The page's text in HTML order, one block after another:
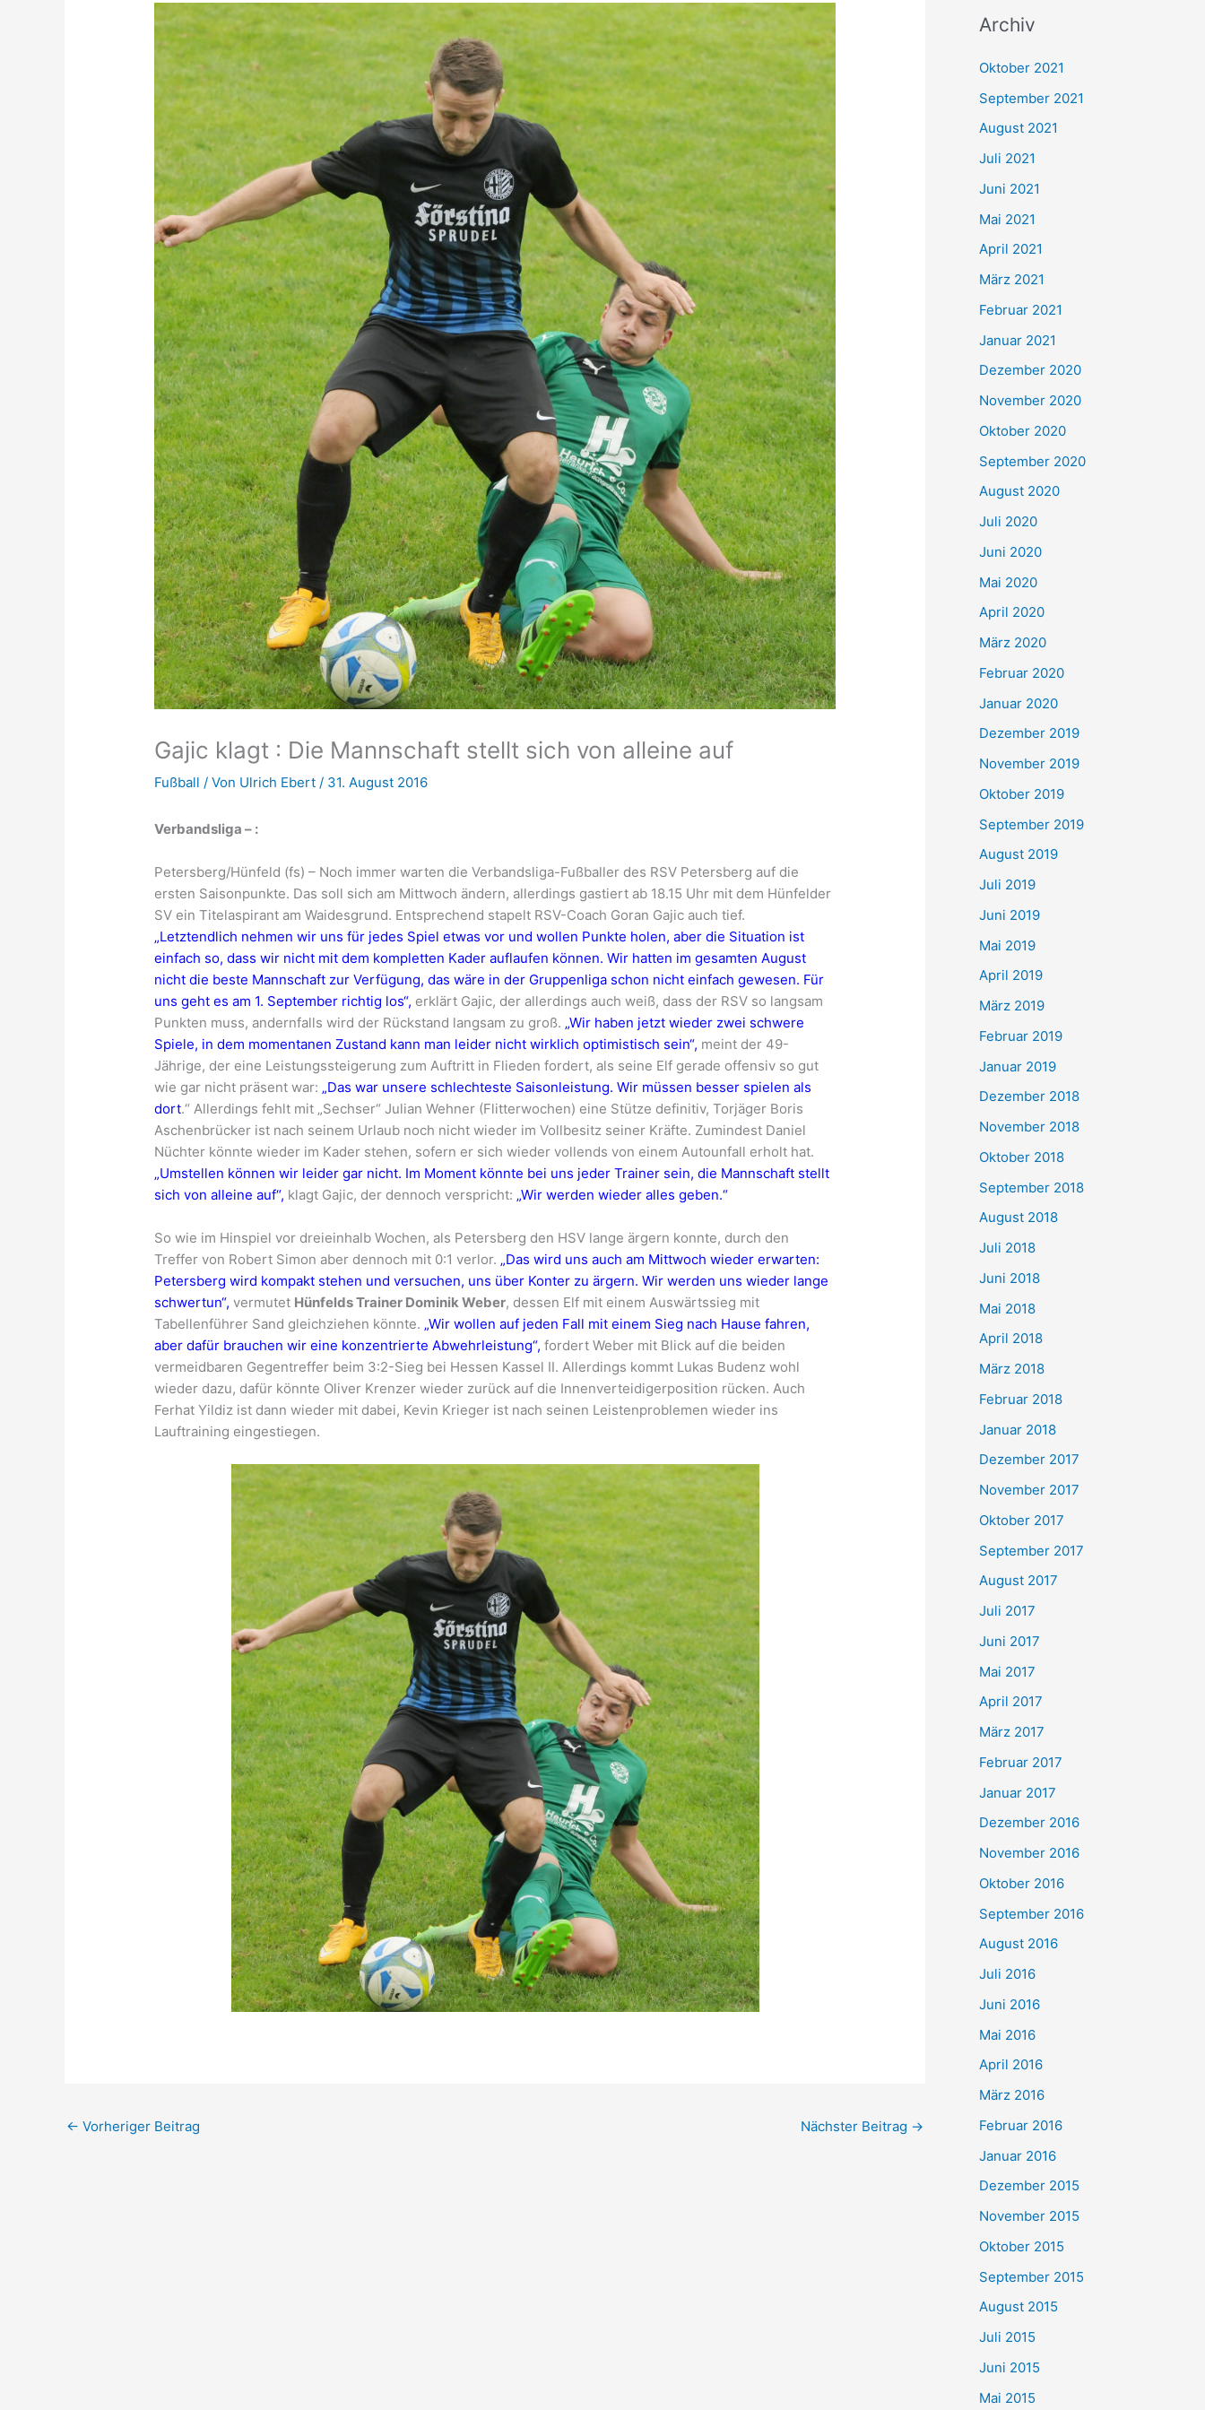
Gajic klagt : Die Mannschaft stellt sich von alleine auf
Fußball / Von Ulrich Ebert/ 31. August 2016
Verbandsliga – :
Petersberg/Hünfeld (fs) – Noch immer warten die Verbandsliga-Fußballer des RSV Petersberg auf die
ersten Saisonpunkte. Das soll sich am Mittwoch ändern, allerdings gastiert ab 18.15 Uhr mit dem Hünfelder
SV ein Titelaspirant am Waidesgrund. Entsprechend stapelt RSV-Coach Goran Gajic auch tief.
„Letztendlich nehmen wir uns für jedes Spiel etwas vor und wollen Punkte holen, aber die Situation ist
einfach so, dass wir nicht mit dem kompletten Kader auflaufen können. Wir hatten im gesamten August
nicht die beste Mannschaft zur Verfügung, das wäre in der Gruppenliga schon nicht einfach gewesen. Für
uns geht es am 1. September richtig los“, erklärt Gajic, der allerdings auch weiß, dass der RSV so langsam
Punkten muss, andernfalls wird der Rückstand langsam zu groß. „Wir haben jetzt wieder zwei schwere
Spiele, in dem momentanen Zustand kann man leider nicht wirklich optimistisch sein“, meint der 49-
Jährige, der eine Leistungssteigerung zum Auftritt in Flieden fordert, als seine Elf gerade offensiv so gut
wie gar nicht präsent war: „Das war unsere schlechteste Saisonleistung. Wir müssen besser spielen als
dort.“ Allerdings fehlt mit „Sechser“ Julian Wehner (Flitterwochen) eine Stütze definitiv, Torjäger Boris
Aschenbrücker ist nach seinem Urlaub noch nicht wieder im Vollbesitz seiner Kräfte. Zumindest Daniel
Nüchter könnte wieder im Kader stehen, sofern er sich wieder vollends von einem Autounfall erholt hat.
„Umstellen können wir leider gar nicht. Im Moment könnte bei uns jeder Trainer sein, die Mannschaft stellt
sich von alleine auf“, klagt Gajic, der dennoch verspricht: „Wir werden wieder alles geben.“
So wie im Hinspiel vor dreieinhalb Wochen, als Petersberg den HSV lange ärgern konnte, durch den
Treffer von Robert Simon aber dennoch mit 0:1 verlor. „Das wird uns auch am Mittwoch wieder erwarten:
Petersberg wird kompakt stehen und versuchen, uns über Konter zu ärgern. Wir werden uns wieder lange
schwertun“, vermutet Hünfelds Trainer Dominik Weber, dessen Elf mit einem Auswärtssieg mit
Tabellenführer Sand gleichziehen könnte. „Wir wollen auf jeden Fall mit einem Sieg nach Hause fahren,
aber dafür brauchen wir eine konzentrierte Abwehrleistung“, fordert Weber mit Blick auf die beiden
vermeidbaren Gegentreffer beim 3:2-Sieg bei Hessen Kassel II. Allerdings kommt Lukas Budenz wohl
wieder dazu, dafür könnte Oliver Krenzer wieder zurück auf die Innenverteidigerposition rücken. Auch
Ferhat Yildiz ist dann wieder mit dabei, Kevin Krieger ist nach seinen Leistenproblemen wieder ins
Lauftraining eingestiegen.
← Vorheriger Beitrag Nächster Beitrag →
h
e
n
h
:
Archiv
Oktober 2021
September 2021
August 2021
Juli 2021
Juni 2021
Mai 2021
April 2021
März 2021
Februar 2021
Januar 2021
Dezember 2020
November 2020
Oktober 2020
September 2020
August 2020
Juli 2020
Juni 2020
Mai 2020
April 2020
März 2020
Februar 2020
Januar 2020
Dezember 2019
November 2019
Oktober 2019
September 2019
August 2019
Juli 2019
Juni 2019
Mai 2019
April 2019
März 2019
Februar 2019
Januar 2019
Dezember 2018
November 2018
Oktober 2018
September 2018
August 2018
Juli 2018
Juni 2018
Mai 2018
April 2018
März 2018
Februar 2018
Januar 2018
Dezember 2017
November 2017
Oktober 2017
September 2017
August 2017
Juli 2017
Juni 2017
Mai 2017
April 2017
März 2017
Februar 2017
Januar 2017
Dezember 2016
November 2016
Oktober 2016
September 2016
August 2016
Juli 2016
Juni 2016
Mai 2016
April 2016
März 2016
Februar 2016
Januar 2016
Dezember 2015
November 2015
Oktober 2015
September 2015
August 2015
Juli 2015
Juni 2015
Mai 2015